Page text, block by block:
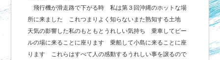
飛行機が滑走路で下がる時 私は第３回沖縄のホットな場
所に来ました これつまりよく知らないまた熟知する土地
天気の影響した私のもともとうれしい気持ち 乗車してビー
ルの場に来ることに座ります 乗船して小島に来ることに座
ります これらはすべて人の感動するうれしい事を譲るので